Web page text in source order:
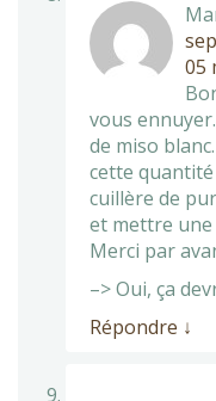
05
vous
de miso
cette
cuillère de
et mettre une
Merci par
–> Oui, ça
Répondre ↓